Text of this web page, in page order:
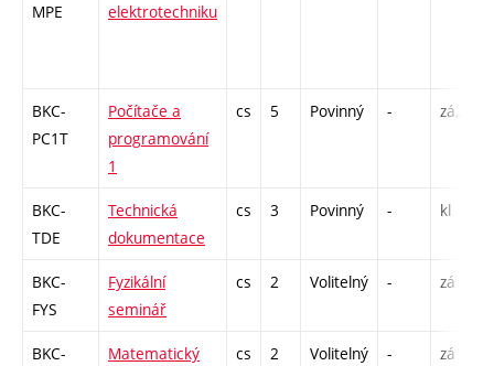
MPE
elektrotechniku
BKC-
PC1T
Počítače a
programování
1
cs 5 Povinný - zá,zk
BKC-
TDE
Technická
dokumentace
cs 3 Povinný - kl
BKC-
FYS
Fyzikální
seminář
cs 2 Volitelný - zá
BKC-
Matematický
cs 2 Volitelný - zá